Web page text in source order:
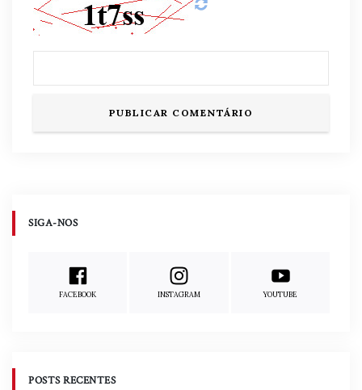
SIGA-NOS
FACEBOOK INSTAGRAM YOUTUBE
POSTS RECENTES